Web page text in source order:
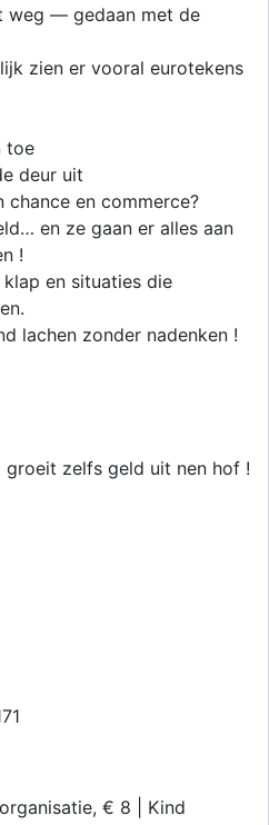
weg — gedaan met de
zien er vooral eurotekens
toe
deur uit
chance en commerce?
en ze gaan er alles aan
!
en situaties die
lachen zonder nadenken !
groeit zelfs geld uit nen hof !
€ 8 | Kind